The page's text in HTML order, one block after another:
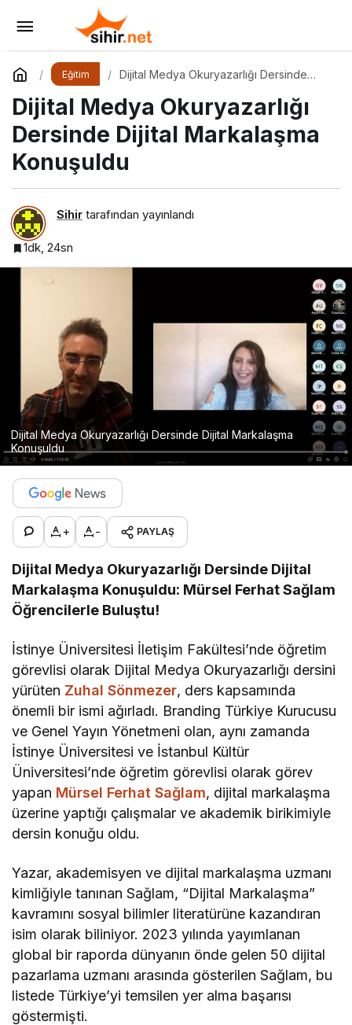
Eğitim
Dijital Medya Okuryazarlığı Dersinde
Dijital Medya Okuryazarlığı
Dersinde Dijital Markalaşma
Konuşuldu
Sihir tarafından yayınlandı
1dk, 24sn
Dijital Medya Okuryazarlığı Dersinde Dijital Markalaşma
Konuşuldu
+ - PAYLAŞ
Dijital Medya Okuryazarlığı Dersinde Dijital
Markalaşma Konuşuldu: Mürsel Ferhat Sağlam
Öğrencilerle Buluştu!
İstinye Üniversitesi İletişim Fakültesi’nde öğretim
görevlisi olarak Dijital Medya Okuryazarlığı dersini
yürüten Zuhal Sönmezer, ders kapsamında
önemli bir ismi ağırladı. Branding Türkiye Kurucusu
ve Genel Yayın Yönetmeni olan, aynı zamanda
İstinye Üniversitesi ve İstanbul Kültür
Üniversitesi’nde öğretim görevlisi olarak görev
yapan Mürsel Ferhat Sağlam, dijital markalaşma
üzerine yaptığı çalışmalar ve akademik birikimiyle
dersin konuğu oldu.
Yazar, akademisyen ve dijital markalaşma uzmanı
kimliğiyle tanınan Sağlam, “Dijital Markalaşma”
kavramını sosyal bilimler literatürüne kazandıran
isim olarak biliniyor. 2023 yılında yayımlanan
global bir raporda dünyanın önde gelen 50 dijital
pazarlama uzmanı arasında gösterilen Sağlam, bu
listede Türkiye’yi temsilen yer alma başarısı
göstermişti.
Enformasyon Ekosisteminde
Dezenformasyon ve Çözüm Arayışları
Yorum Yap